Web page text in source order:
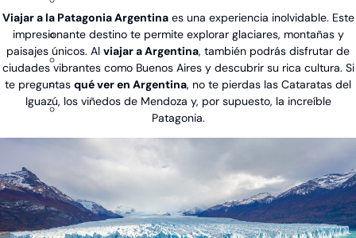
Viajar a la Patagonia Argentinaes una experiencia inolvidable. Este
impresionante destino te permite explorar glaciares, montañas y
paisajes únicos. Al viajar a Argentina, también podrás disfrutar de
ciudades vibrantes como Buenos Aires y descubrir su rica cultura. Si
te preguntas qué ver en Argentina, no te pierdas las Cataratas del
Iguazú, los viñedos de Mendoza y, por supuesto, la increíble
Patagonia.